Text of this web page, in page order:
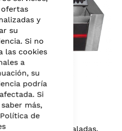
y
su
Si no
las cookies
a
su
podría
Si
más,
Política de
planchas acanaladas,